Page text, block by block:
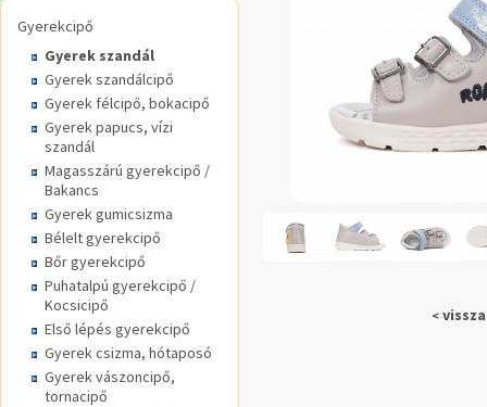
Gyerekcipő
Gyerek szandál
Gyerek szandálcipő
Gyerek félcipő, bokacipő
Gyerek papucs, vízi
szandál
Magasszárú gyerekcipő /
Bakancs
Gyerek gumicsizma
Bélelt gyerekcipő
Bőr gyerekcipő
Puhatalpú gyerekcipő /
Kocsicipő
Első lépés gyerekcipő
Gyerek csizma, hótaposó
Gyerek vászoncipő,
tornacipő
< vissza